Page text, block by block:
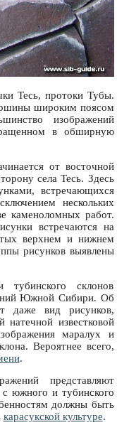
Тесь, протоки Тубы.
широким поясом
изображений
в обширную
от восточной
села Тесь. Здесь
встречающихся
нескольких
каменоломных работ.
встречаются на
верхнем и нижнем
рисунков выявлены
склонов
Южной Сибири. Об
даже вид рисунков,
известковой
маралух и
Вероятнее всего,
.
представляют
южного и тубинского
должны быть
карасукской культуре.